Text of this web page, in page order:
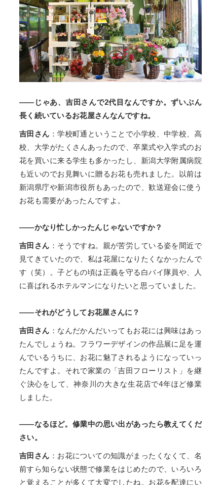
——じゃあ、吉田さんで2代目なんですか。ずいぶん
長く続いているお花屋さんなんですね。
吉田さん ：学校町通ということで小学校、中学校、高
校、大学がたくさんあったので、卒業式や入学式のお
花を買いに来る学生も多かったし、新潟大学附属病院
も近いのでお見舞いに贈るお花も売れました。以前は
新潟県庁や新潟市役所もあったので、歓送迎会に使う
お花も需要があったんですよ。
——かなり忙しかったんじゃないですか？
吉田さん ：そうですね。親が苦労している姿を間近で
見てきていたので、私は花屋になりたくなかったんで
す（笑）。子どもの頃は正義を守る白バイ隊員や、人
に喜ばれるホテルマンになりたいと思っていました。
——それがどうしてお花屋さんに？
吉田さん ：なんだかんだいってもお花には興味はあっ
たんでしょうね。フラワーデザインの作品展に足を運
んでいるうちに、お花に魅了されるようになっていっ
たんですよ。それで家業の「吉田フローリスト」を継
ぐ決心をして、神奈川の大きな生花店で4年ほど修業
しました。
——なるほど。修業中の思い出があったら教えてくだ
さい。
吉田さん ：お花についての知識がまったくなくて、名
前すら知らない状態で修業をはじめたので、いろいろ
と覚えることが多くて大変でしたね。お花を配達にい